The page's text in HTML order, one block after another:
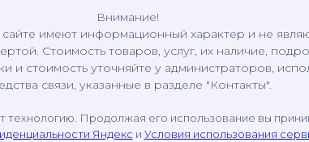
Внимание!
имеют информационный характер и не
Стоимость товаров, услуг, их наличие,
и стоимость уточняйте у администраторов,
связи, указанные в разделе "Контакты".
технологию. Продолжая его использование вы
Яндекс и Условия использования